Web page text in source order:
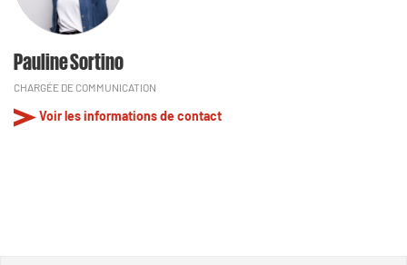
Pauline Sortino
CHARGÉE DE COMMUNICATION
Voir les informations de contact